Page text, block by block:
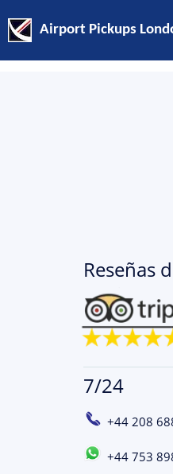
Airport Pickups
Reseñas
7/24
+44 208
+44 753